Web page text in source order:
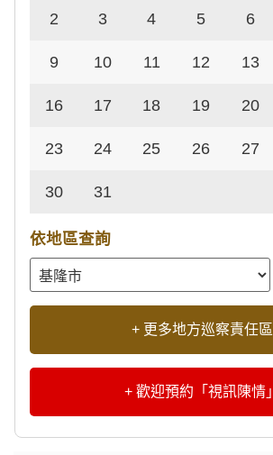
2 3 4 5 6
9 10 11 12 13
16 17 18 19 20
23 24 25 26 27
30 31
依地區查詢
+ 更多地方巡察責任區
+ 歡迎預約「視訊陳情」